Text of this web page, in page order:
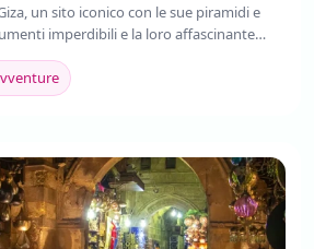
un sito iconico con le sue piramidi e
imperdibili e la loro affascinante